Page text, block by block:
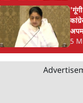
AAP
पंजाब AAP
संजीव अरोड़ा
के छापे
5